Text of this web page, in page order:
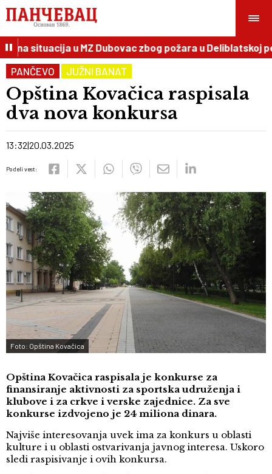
situacija u MZ Dubovac zbog požara u Deliblatskoj
PANČEVO
JUŽNI BANAT
Opština Kovačica raspisala
dva nova konkursa
13:32 20.03.2025
Podeli vest:
Foto: Opština Kovačica
Opština Kovačica raspisala je konkurse za
finansiranje aktivnosti za sportska udruženja i
klubove i za crkve i verske zajednice. Za sve
konkurse izdvojeno je 24 miliona dinara.
Najviše interesovanja uvek ima za konkurs u oblasti
kulture i u oblasti ostvarivanja javnog interesa. Uskoro
sledi raspisivanje i ovih konkursa.